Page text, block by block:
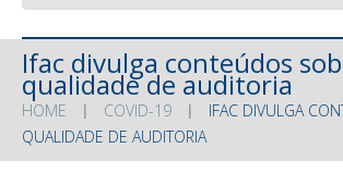
Ifac divulga conteúdos
qualidade de auditoria
HOME COVID-19
IFAC DIVULGA
QUALIDADE DE AUDITORIA